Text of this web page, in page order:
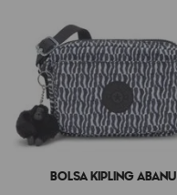
BOLSA KIPLING ABANU